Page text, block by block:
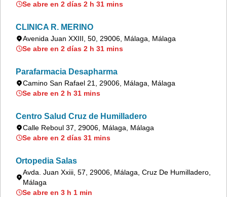
Se abre en 2 días 2 h 31 mins
CLINICA R. MERINO
Avenida Juan XXIII, 50, 29006, Málaga, Málaga
Se abre en 2 días 2 h 31 mins
Parafarmacia Desapharma
Camino San Rafael 21, 29006, Málaga, Málaga
Se abre en 2 h 31 mins
Centro Salud Cruz de Humilladero
Calle Reboul 37, 29006, Málaga, Málaga
Se abre en 2 días 31 mins
Ortopedia Salas
Avda. Juan Xxiii, 57, 29006, Málaga, Cruz De Humilladero,
Málaga
Se abre en 3 h 1 min